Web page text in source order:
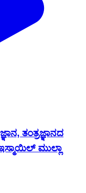
ತಂತ್ರಜ್ಞಾನದ
ಮುಲ್ಲಾ